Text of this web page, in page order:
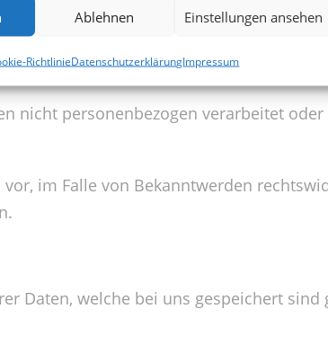
Ablehnen Einstellungen ansehen
RichtlinieDatenschutzerklärungImpressum
der Benutzer die Webseite verlassen)
nicht personenbezogen verarbeitet
im Falle von Bekanntwerden
Daten, welche bei uns gespeichert sind